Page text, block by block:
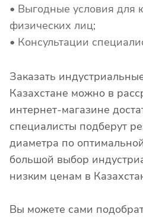
• Выгодные условия для
физических лиц;
• Консультации
Заказать
Казахстане можно в
интернет-магазине
специалисты подберут
диаметра по
большой выбор
низким ценам в
Вы можете сами